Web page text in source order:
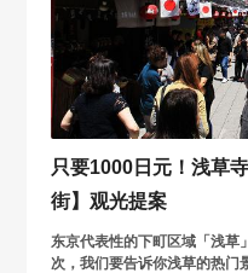
只要1000日元！浅草
街】观光提案
东京代表性的下町区域「浅草
次，我们要告诉你浅草的热门